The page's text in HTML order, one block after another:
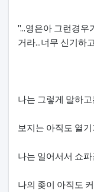
"...영은아 그런경우
거라...너무 신기하
나는 그렇게 말하
보지는 아직도 열
나는 일어서서 쇼
나의 좆이 아직도